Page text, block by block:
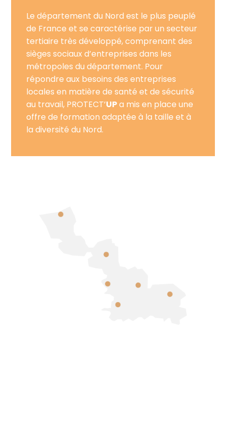
Le département du Nord est le plus peuplé
de France et se caractérise par un secteur
tertiaire très développé, comprenant des
sièges sociaux d’entreprises dans les
métropoles du département. Pour
répondre aux besoins des entreprises
locales en matière de santé et de sécurité
au travail, PROTECT’UPa mis en place une
offre de formation adaptée à la taille et à
la diversité du Nord.